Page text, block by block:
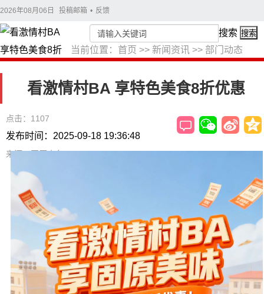
2026年08月06日 投稿邮箱 • 反馈
当前位置： 首页 >> 新闻资讯 >> 部门动态
搜索 搜索
看激情村BA 享特色美食8折优惠
点击：1107
发布时间：2025-09-18 19:36:48
来源：固原商务